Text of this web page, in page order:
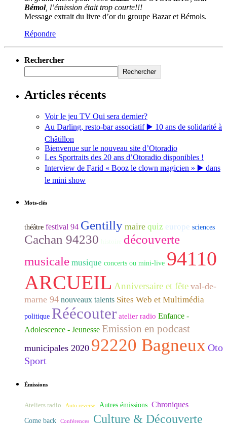
Bémol, l’émission était trop courte!!!
Message extrait du livre d’or du groupe Bazar et Bémols.
Répondre
Rechercher
Rechercher
Articles récents
Voir le jeu TV Qui sera dernier?
Au Darling, resto-bar associatif ▶️ 10 ans de solidarité à
Châtillon
Bienvenue sur le nouveau site d’Otoradio
Les Sportraits des 20 ans d’Otoradio disponibles !
Interview de Farid « Booz le clown magicien » ▶️ dans
le mini show
Mots-clés
théâtre festival 94 Gentilly maire quiz europe sciences
Cachan 94230
découverte
musicale musique concerts ou mini-live 94110
ARCUEIL Anniversaire et fête val-de-
marne 94 nouveaux talents Sites Web et Multimédia
politique Réécouter atelier radio Enfance -
Adolescence - Jeunesse Emission en podcast
municipales 2020 92220 Bagneux Oto
Sport
Émissions
Ateliers radio Auto reverse Autres émissions Chroniques
Come back Conférences Culture & Découverte